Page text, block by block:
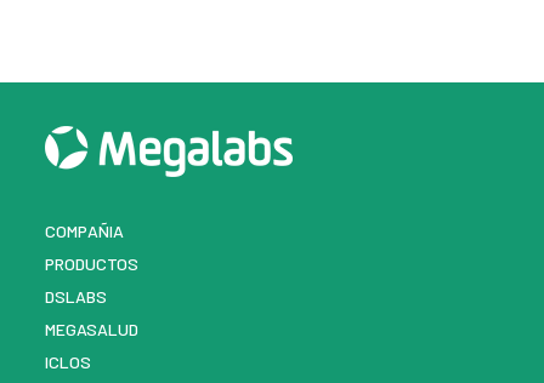
COMPAÑIA
PRODUCTOS
DSLABS
MEGASALUD
ICLOS